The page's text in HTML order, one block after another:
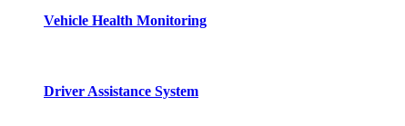
Vehicle Health Monitoring
Driver Assistance System